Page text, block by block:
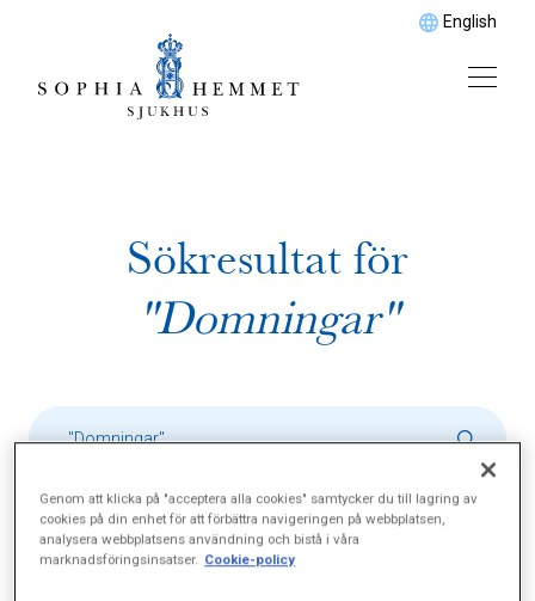
English
Sökresultat för
"Domningar"
Genom att klicka på "acceptera alla cookies" samtycker du till lagring av
cookies på din enhet för att förbättra navigeringen på webbplatsen,
analysera webbplatsens användning och bistå i våra
marknadsföringsinsatser. Cookie-policy